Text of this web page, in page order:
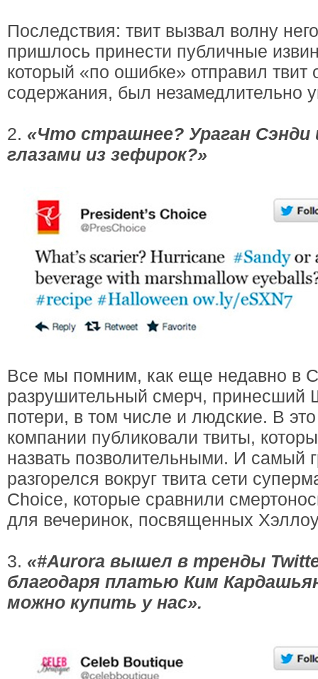
Последствия: твит вызвал волну
пришлось принести публичные
который «по ошибке» отправил твит
содержания, был незамедлительно
2. «Что страшнее? Ураган Сэнди
глазами из зефирок?»
Все мы помним, как еще недавно в
разрушительный смерч, принесший
потери, в том числе и людские. В
компании публиковали твиты,
назвать позволительными. И самый
разгорелся вокруг твита сети
Choice, которые сравнили
для вечеринок, посвященных
3. «#Aurora вышел в тренды
благодаря платью Ким
можно купить у нас».